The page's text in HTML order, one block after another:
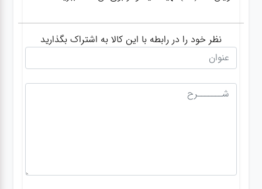
نظر خود را در رابطه با این کالا به اشتراک بگذارید